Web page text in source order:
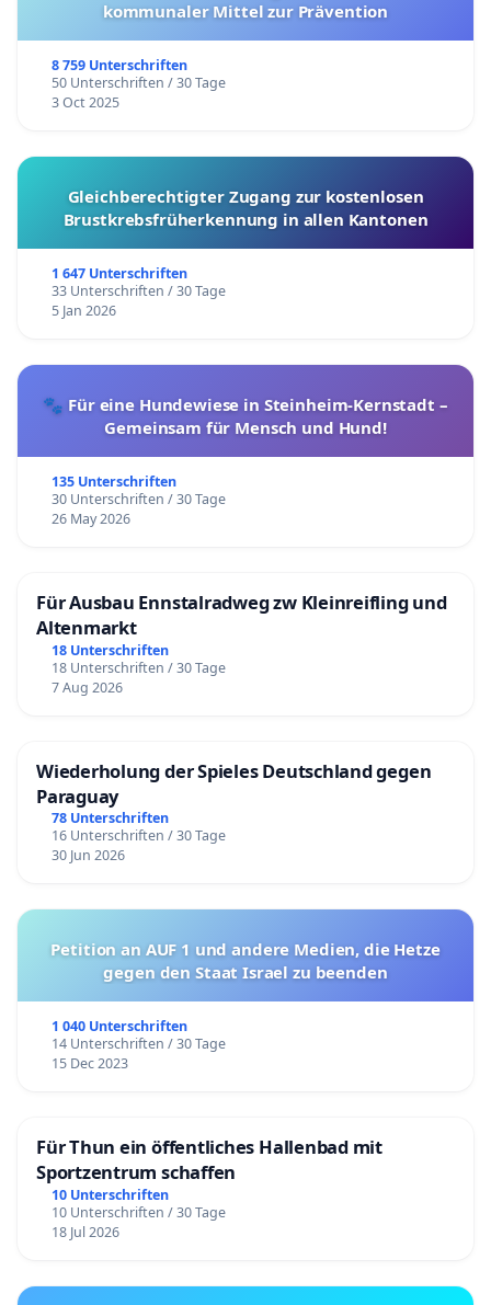
kommunaler Mittel zur Prävention
8 759 Unterschriften
50 Unterschriften / 30 Tage
3 Oct 2025
Gleichberechtigter Zugang zur kostenlosen
Brustkrebsfrüherkennung in allen Kantonen
1 647 Unterschriften
33 Unterschriften / 30 Tage
5 Jan 2026
🐾 Für eine Hundewiese in Steinheim-Kernstadt –
Gemeinsam für Mensch und Hund!
135 Unterschriften
30 Unterschriften / 30 Tage
26 May 2026
Für Ausbau Ennstalradweg zw Kleinreifling und
Altenmarkt
18 Unterschriften
18 Unterschriften / 30 Tage
7 Aug 2026
Wiederholung der Spieles Deutschland gegen
Paraguay
78 Unterschriften
16 Unterschriften / 30 Tage
30 Jun 2026
Petition an AUF 1 und andere Medien, die Hetze
gegen den Staat Israel zu beenden
1 040 Unterschriften
14 Unterschriften / 30 Tage
15 Dec 2023
Für Thun ein öffentliches Hallenbad mit
Sportzentrum schaffen
10 Unterschriften
10 Unterschriften / 30 Tage
18 Jul 2026